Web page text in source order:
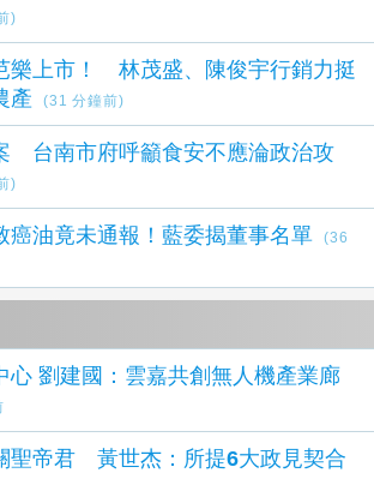
)
樂上市！ 林茂盛、陳俊宇行銷力挺
產
(31 分鐘前)
台南市府呼籲食安不應淪政治攻
)
癌油竟未通報！藍委揭董事名單
(36
機產業廊
聖帝君 黃世杰：所提6大政見契合